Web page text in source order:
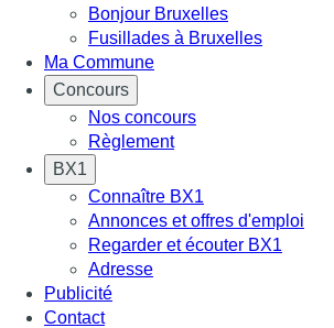
Bonjour Bruxelles
Fusillades à Bruxelles
Ma Commune
Concours
Nos concours
Règlement
BX1
Connaître BX1
Annonces et offres d'emploi
Regarder et écouter BX1
Adresse
Publicité
Contact